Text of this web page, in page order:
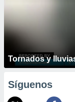
Tornados y
Síguenos